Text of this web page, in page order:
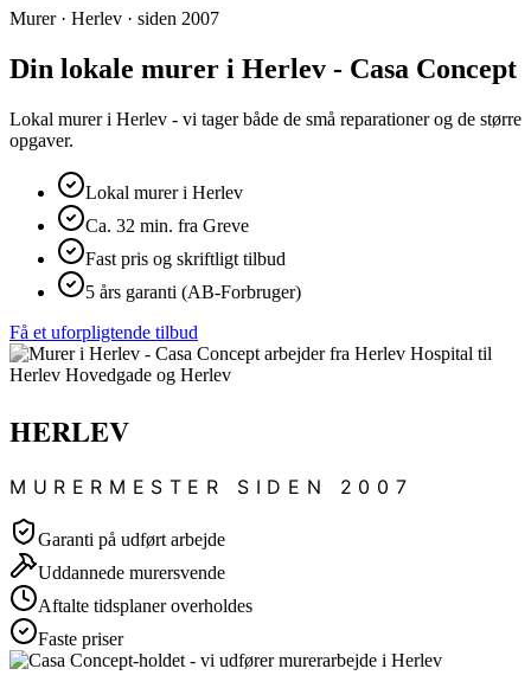
Murer · Herlev · siden 2007
Din lokale murer i Herlev - Casa Concept
Lokal murer i Herlev - vi tager både de små reparationer og de større
opgaver.
Lokal murer i Herlev
Ca. 32 min. fra Greve
Fast pris og skriftligt tilbud
5 års garanti (AB-Forbruger)
Få et uforpligtende tilbud
HERLEV
MURERMESTER SIDEN 2007
Garanti på udført arbejde
Uddannede murersvende
Aftalte tidsplaner overholdes
Faste priser